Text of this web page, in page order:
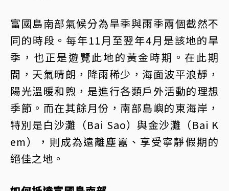
富國島南部氣候分為旱季與雨季兩個截然不
同的時段。每年11月至翌年4月是該地的旱
季，也正是遊覽此地的黃金時期。在此期
間，天氣晴朗，降雨稀少，海面波平浪靜，
陽光溫暖和煦，是進行各類戶外活動的理想
季節。而在其餘月份，南部島嶼的東海岸，
特別是白沙灘（Bai Sao）與金沙灘（Bai K
em），則成為遠離塵囂、享受寧靜假期的
絕佳之地。